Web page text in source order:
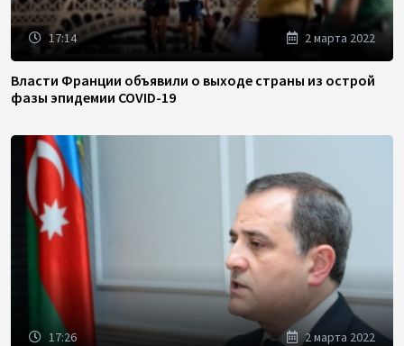
17:14 2 марта 2022
Власти Франции объявили о выходе страны из острой
фазы эпидемии COVID-19
17:26 2 марта 2022